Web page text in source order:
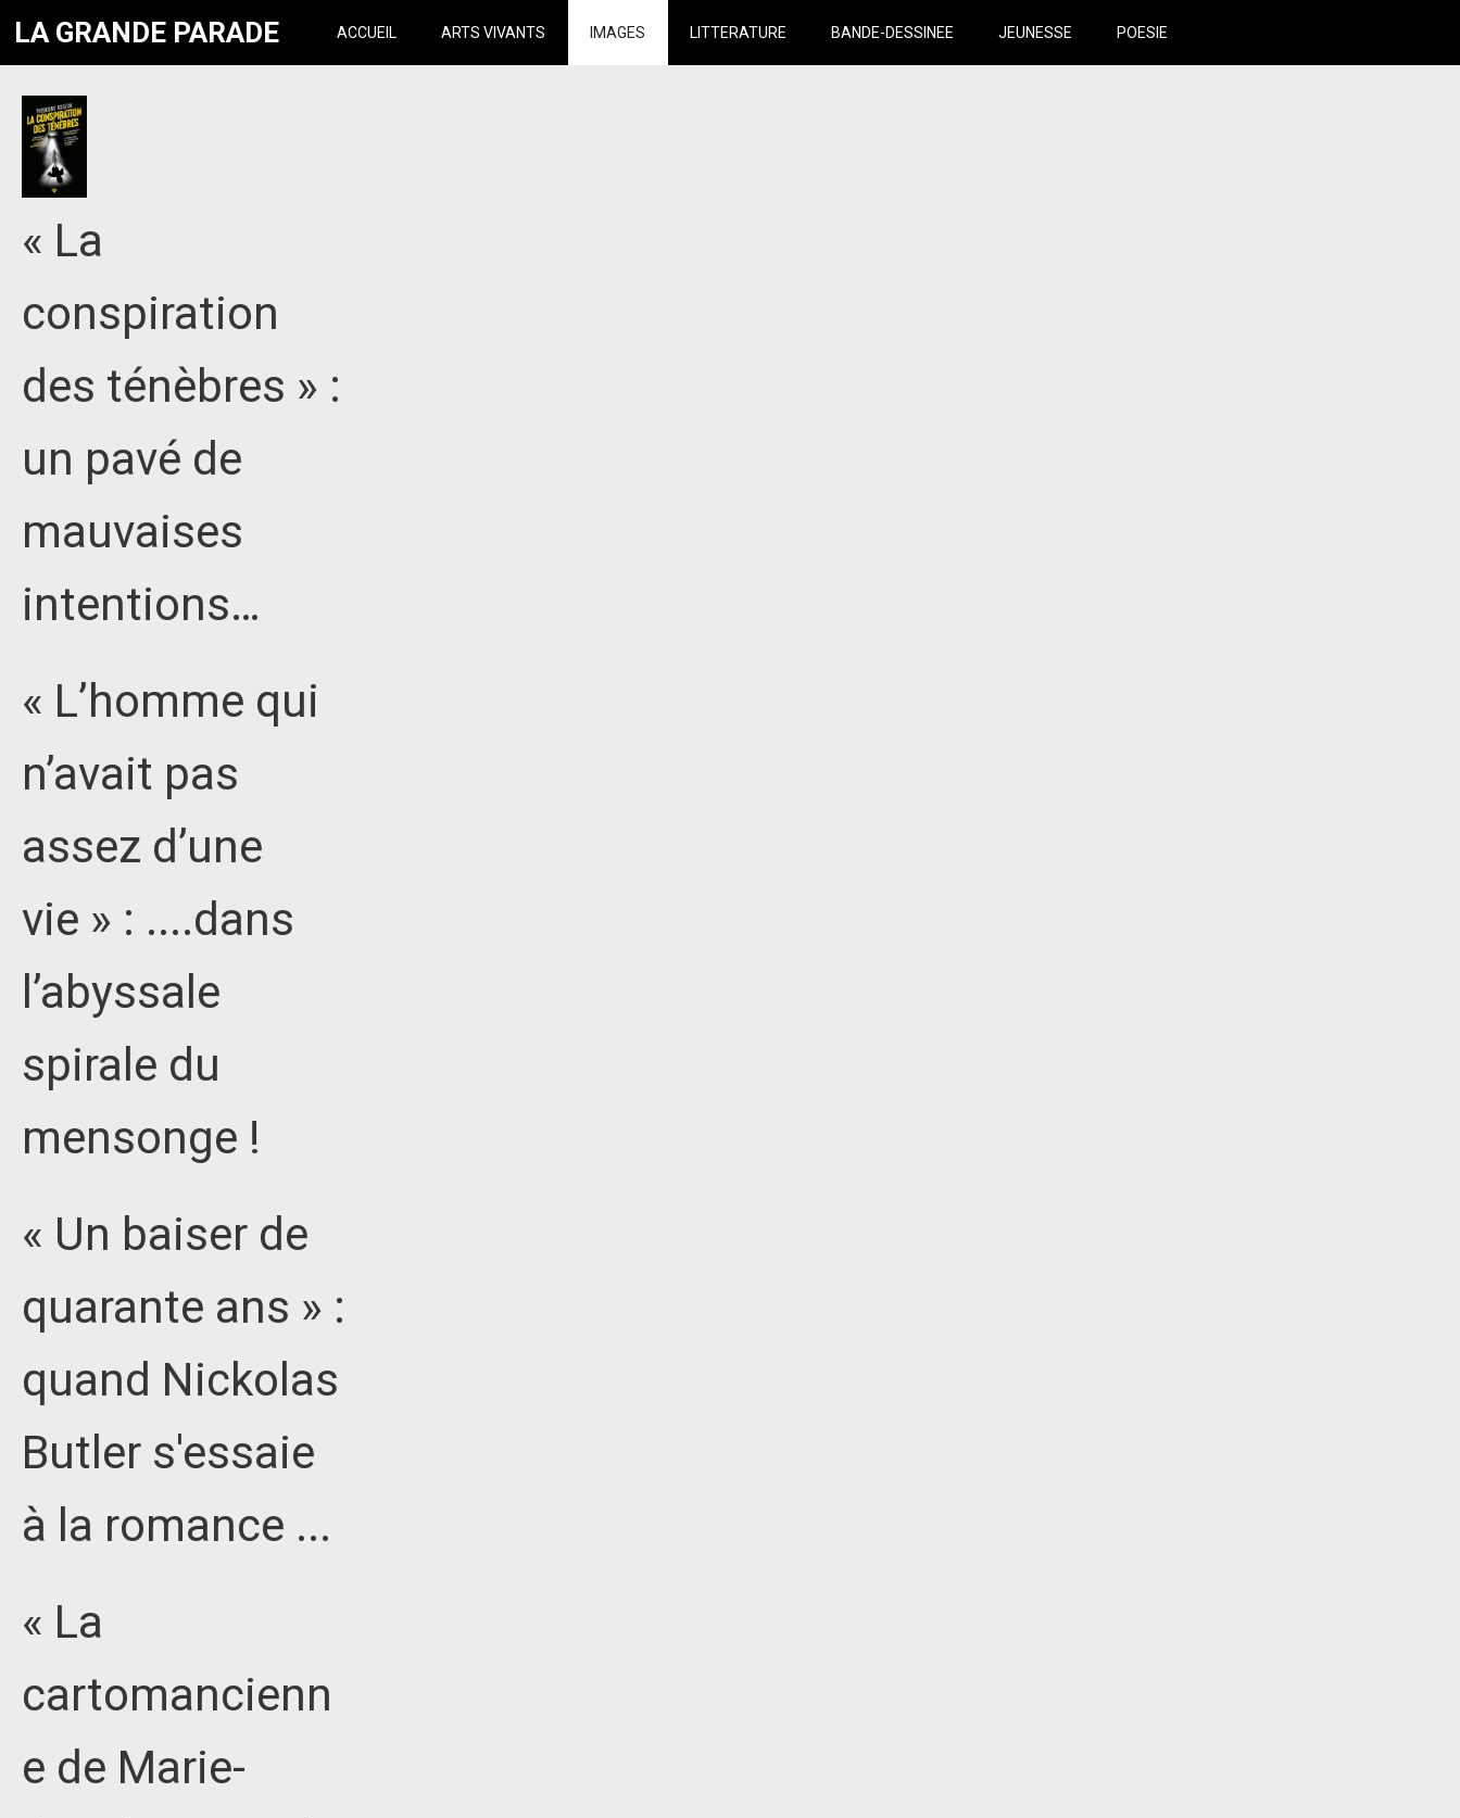
LA GRANDE PARADE ACCUEIL ARTS VIVANTS IMAGES LITTERATURE BANDE-DESSINEE JEUNESSE POESIE
« La
conspiration
des ténèbres » :
un pavé de
mauvaises
intentions…
« L’homme qui
n’avait pas
assez d’une
vie » : ....dans
l’abyssale
spirale du
mensonge !
« Un baiser de
quarante ans » :
quand Nickolas
Butler s'essaie
à la romance ...
« La
cartomancienn
e de Marie-